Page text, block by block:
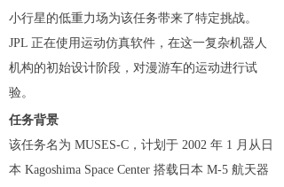
小行星的低重力场为该任务带来了特定挑战。
JPL 正在使用运动仿真软件，在这一复杂机器人
机构的初始设计阶段，对漫游车的运动进行试
验。
任务背景
该任务名为 MUSES-C，计划于 2002 年 1 月从日
本 Kagoshima Space Center 搭载日本 M-5 航天器